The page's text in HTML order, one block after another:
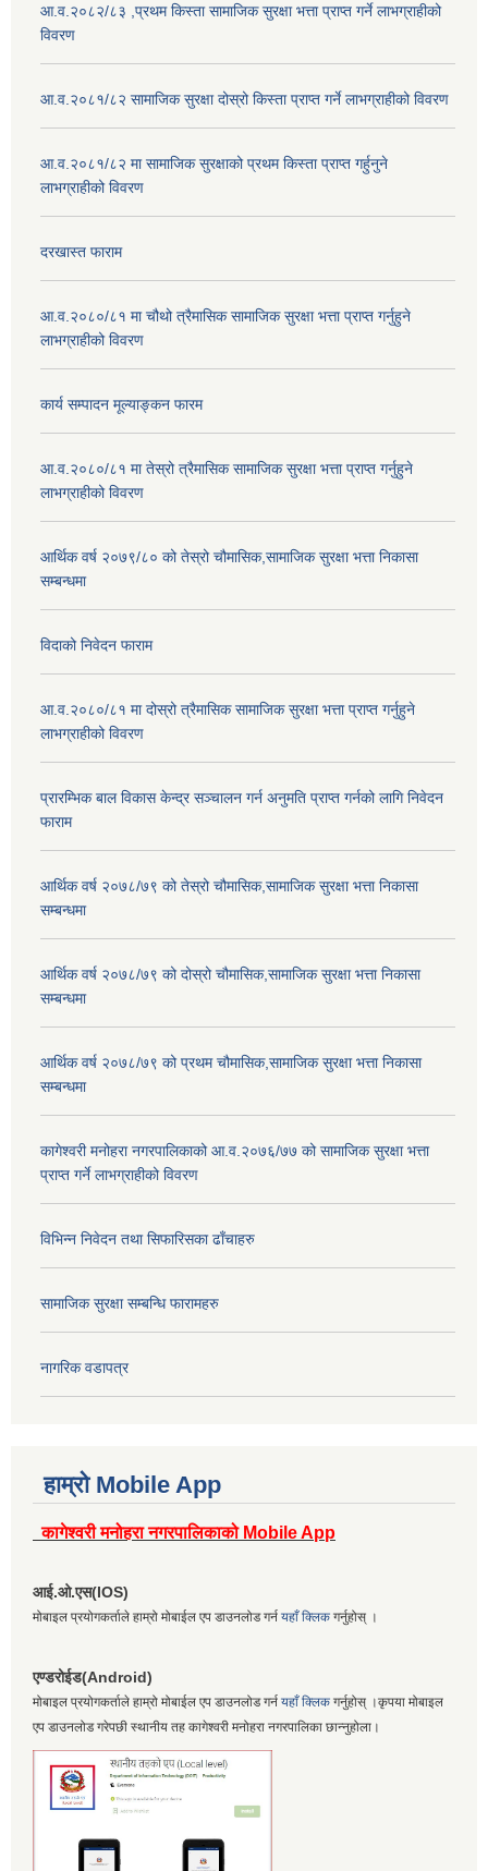
आ.व.२०८२/८३ ,प्रथम किस्ता सामाजिक सुरक्षा भत्ता प्राप्त गर्ने लाभग्राहीको
विवरण
आ.व.२०८१/८२ सामाजिक सुरक्षा दोस्रो किस्ता प्राप्त गर्ने लाभग्राहीको विवरण
आ.व.२०८१/८२ मा सामाजिक सुरक्षाको प्रथम किस्ता प्राप्त गर्हुनुने
लाभग्राहीको विवरण
दरखास्त फाराम
आ.व.२०८०/८१ मा चौथो त्रैमासिक सामाजिक सुरक्षा भत्ता प्राप्त गर्नुहुने
लाभग्राहीको विवरण
कार्य सम्पादन मूल्याङ्कन फारम
आ.व.२०८०/८१ मा तेस्रो त्रैमासिक सामाजिक सुरक्षा भत्ता प्राप्त गर्नुहुने
लाभग्राहीको विवरण
आर्थिक वर्ष २०७९/८० को तेस्रो चौमासिक,सामाजिक सुरक्षा भत्ता निकासा
सम्बन्धमा
विदाको निवेदन फाराम
आ.व.२०८०/८१ मा दोस्रो त्रैमासिक सामाजिक सुरक्षा भत्ता प्राप्त गर्नुहुने
लाभग्राहीको विवरण
प्रारम्भिक बाल विकास केन्द्र सञ्चालन गर्न अनुमति प्राप्त गर्नको लागि निवेदन
फाराम
आर्थिक वर्ष २०७८/७९ को तेस्रो चौमासिक,सामाजिक सुरक्षा भत्ता निकासा
सम्बन्धमा
आर्थिक वर्ष २०७८/७९ को दोस्रो चौमासिक,सामाजिक सुरक्षा भत्ता निकासा
सम्बन्धमा
आर्थिक वर्ष २०७८/७९ को प्रथम चौमासिक,सामाजिक सुरक्षा भत्ता निकासा
सम्बन्धमा
कागेश्वरी मनोहरा नगरपालिकाको आ.व.२०७६/७७ को सामाजिक सुरक्षा भत्ता
प्राप्त गर्ने लाभग्राहीको विवरण
विभिन्न निवेदन तथा सिफारिसका ढाँचाहरु
सामाजिक सुरक्षा सम्बन्धि फारामहरु
नागरिक वडापत्र
हाम्रो Mobile App
कागेश्वरी मनोहरा नगरपालिकाको Mobile App
आई.ओ.एस(IOS)
मोबाइल प्रयोगकर्ताले हाम्रो मोबाईल एप डाउनलोड गर्न यहाँ क्लिक गर्नुहोस् ।
एण्डरोईड(Android)
मोबाइल प्रयोगकर्ताले हाम्रो मोबाईल एप डाउनलोड गर्न यहाँ क्लिक गर्नुहोस् ।कृपया मोबाइल
एप डाउनलोड गरेपछी स्थानीय तह कागेश्वरी मनोहरा नगरपालिका छान्नुहोला।